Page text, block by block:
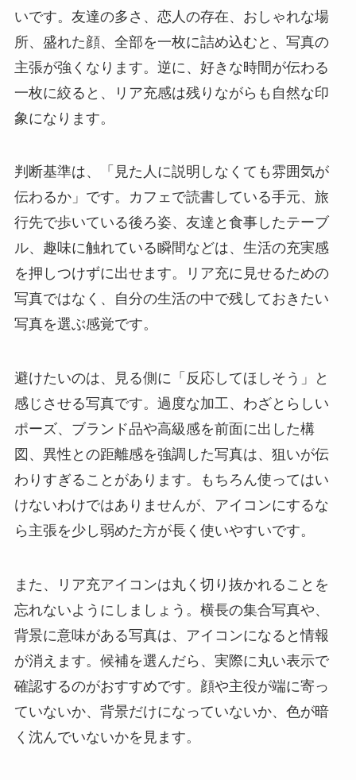
いです。友達の多さ、恋人の存在、おしゃれな場
所、盛れた顔、全部を一枚に詰め込むと、写真の
主張が強くなります。逆に、好きな時間が伝わる
一枚に絞ると、リア充感は残りながらも自然な印
象になります。
判断基準は、「見た人に説明しなくても雰囲気が
伝わるか」です。カフェで読書している手元、旅
行先で歩いている後ろ姿、友達と食事したテーブ
ル、趣味に触れている瞬間などは、生活の充実感
を押しつけずに出せます。リア充に見せるための
写真ではなく、自分の生活の中で残しておきたい
写真を選ぶ感覚です。
避けたいのは、見る側に「反応してほしそう」と
感じさせる写真です。過度な加工、わざとらしい
ポーズ、ブランド品や高級感を前面に出した構
図、異性との距離感を強調した写真は、狙いが伝
わりすぎることがあります。もちろん使ってはい
けないわけではありませんが、アイコンにするな
ら主張を少し弱めた方が長く使いやすいです。
また、リア充アイコンは丸く切り抜かれることを
忘れないようにしましょう。横長の集合写真や、
背景に意味がある写真は、アイコンになると情報
が消えます。候補を選んだら、実際に丸い表示で
確認するのがおすすめです。顔や主役が端に寄っ
ていないか、背景だけになっていないか、色が暗
く沈んでいないかを見ます。